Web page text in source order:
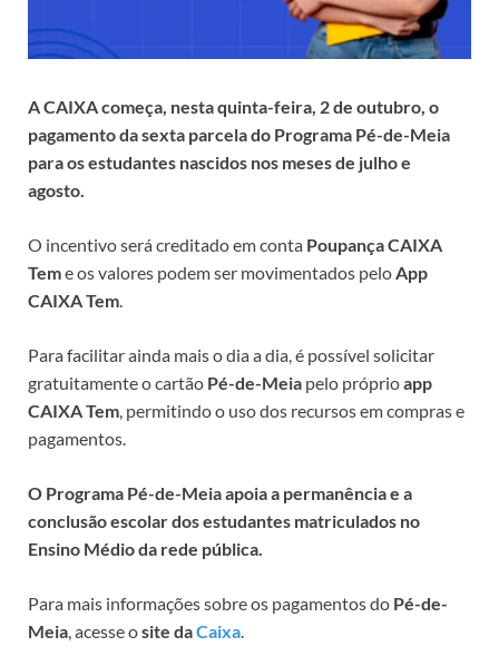
A CAIXA começa, nesta quinta-feira, 2 de outubro, o
pagamento da sexta parcela do Programa Pé-de-Meia
para os estudantes nascidos nos meses de julho e
agosto.
O incentivo será creditado em conta Poupança CAIXA
Teme os valores podem ser movimentados peloApp
CAIXA Tem.
Para facilitar ainda mais o dia a dia, é possível solicitar
gratuitamente o cartão Pé-de-Meia pelo próprioapp
CAIXA Tem, permitindo o uso dos recursos em compras e
pagamentos.
O Programa Pé-de-Meia apoia a permanência e a
conclusão escolar dos estudantes matriculados no
Ensino Médio da rede pública.
Para mais informações sobre os pagamentos do Pé-de-
Meia, acesse osite daCaixa.